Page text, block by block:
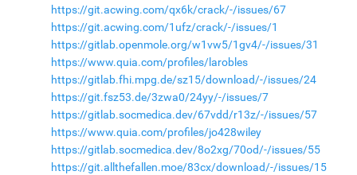
https://git.acwing.com/qx6k/crack/-/issues/67
https://git.acwing.com/1ufz/crack/-/issues/1
https://gitlab.openmole.org/w1vw5/1gv4/-/issues/31
https://www.quia.com/profiles/larobles
https://gitlab.fhi.mpg.de/sz15/download/-/issues/24
https://git.fsz53.de/3zwa0/24yy/-/issues/7
https://gitlab.socmedica.dev/67vdd/r13z/-/issues/57
https://www.quia.com/profiles/jo428wiley
https://gitlab.socmedica.dev/8o2xg/70od/-/issues/55
https://git.allthefallen.moe/83cx/download/-/issues/15